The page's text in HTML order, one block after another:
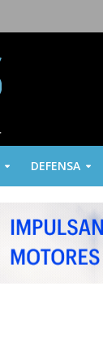
DEFENSA